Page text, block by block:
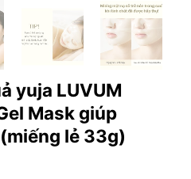
yuja LUVUM
Mask giúp
lẻ 33g)